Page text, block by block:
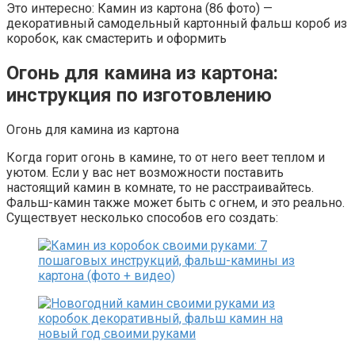
Это интересно: Камин из картона (86 фото) —
декоративный самодельный картонный фальш короб из
коробок, как смастерить и оформить
Огонь для камина из картона:
инструкция по изготовлению
Огонь для камина из картона
Когда горит огонь в камине, то от него веет теплом и
уютом. Если у вас нет возможности поставить
настоящий камин в комнате, то не расстраивайтесь.
Фальш-камин также может быть с огнем, и это реально.
Существует несколько способов его создать: